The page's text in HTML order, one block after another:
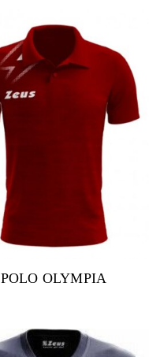
POLO OLYMPIA